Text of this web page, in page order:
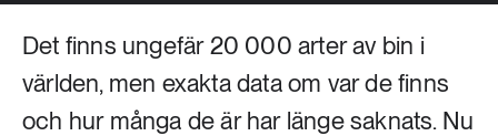
Vatten
612 ARTIKLAR
262 ARTIKLAR
Skog
Det finns ungefär 20 000 arter av bin i
världen, men exakta data om var de finns
och hur många de är har länge saknats. Nu